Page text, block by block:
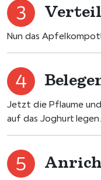
Nun das
Jetzt die Pflaume
auf das Joghurt legen.